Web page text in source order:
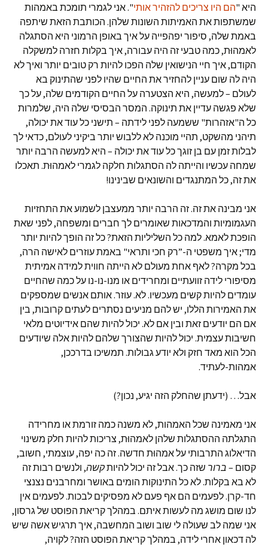
היא "הם היו צריכים להזהיר אותי". אני לגמרי תומכת באמהות
שמשתפות את האמיתות השונות שלהן. הכותבת הזאת שיתפה
באמת שלה, סיפור יפהפייה על איך באופן הרמוני היא הסתגלה
לאמהוּת, כמה טבעי זה היה עבורה, איך בקלות חזרה למשקלה
הקודם, איך חיי הנישואין שלה הפכו להיות רק טובים יותר ואיך לא
היה לה שום עניין להחזיר את החיים שהיו לפני שהתינוק בא
לעולם – למעשה, היא הצטערה על החיים הקודמים שלה, על כך
שלא פגשה עדיין את תינוקה. המסר הבסיסי שלה היה, שלמרות
כל ה"אזהרות" ששמעה לפני לידתה – תישני כל עוד את יכולה,
תיהני מהשקט, תהיי מוכנה לא ללבוש יותר ביקיני לעולם, כדאי לך
לבלות זמן עם בן זוגך כל עוד את יכולה – היא למעשה הרבה יותר
שמחה עכשיו והייתה לה הסתגלות חלקה לגמרי לאמהוּת. תאכלו
את זה, כל המתנגדים והשונאים שבינינו!
אני מבינה את זה. זה הרבה יותר ממעצבן לשמוע את התחזיות
העגמומיות והמדכאות שאומרים לך חברים ומשפחה, לפני שאת
הופכת לאמא. למה כל השליליות הזאת? כל זה הופך להיות יותר
מדי; איך משפטי ה-”רק חכי ותראי" באמת עוזרים לאישה הרה,
בכל מקרה? לאף אחת מעולם לא הייתה חווית למידה אמיתית
מסיפורי לידה זוועתיים ומחרידים או מנו-נו-נו על כמה שהחיים
עומדים להיות קשים מעכשיו. לא. עוזר. אותם אנשים שמספקים
את האמירות הללו, יש להם מניעים נסתרים לעתים קרובות, בין
אם הם יודעים זאת ובין אם לא. יכול להיות שהם אידיוטים מלאי
חשיבות עצמית. יכול להיות שהצורך שלהם להיות אלה שיודעים
הכל הוא מאד חזק ולא יודע גבולות. תמשיכו בדרככן,
אמהות-לעתיד.
אבל… (ידעתן שהחלק הזה יגיע, נכון?)
אני מאמינה שכל האמהות, לא משנה כמה זורמת או מחרידה
התגלתה ההסתגלות שלהן לאמהוּת, צריכות להיות חלק משינוי
הדיאלוג התרבותי על אמהוּת חדשה. זה כה יפה, עוצמתי, חשוב,
קסום – ברור שזה כך. אבל זה יכול להיותקשה, ולנשים רבות זה
לא בא בקלות. לא כל התינוקות הומים באושר ומחרבנים נצנצי
חד-קרן. לפעמים הם אף פעם לא מפסיקים לבכות. לפעמים אין
לנו שום מושג מה לעשות איתם. במהלך קריאת הפוסט של גרסון,
אני שמה לב שעולה לי שוב ושוב המחשבה, איך תרגיש אשה שיש
לה דכאון אחרי לידה, במהלך קריאת הפוסט הזה? לקויה,